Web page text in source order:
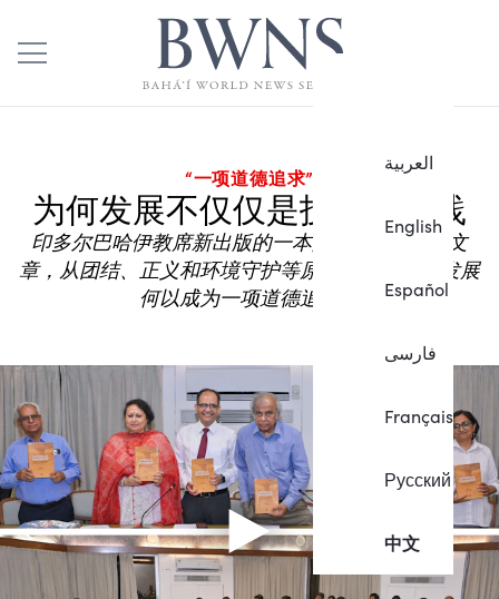
العربية
English
Español
فارسی
Français
Русский
中文
“一项道德追求”
为何发展不仅仅是技术性实践
印多尔巴哈伊教席新出版的一本文集收录了14篇文
章，从团结、正义和环境守护等原则出发，探讨发展
何以成为一项道德追求。